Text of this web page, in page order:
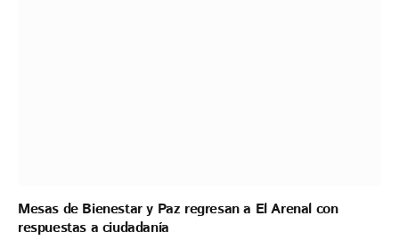
Mesas de Bienestar y Paz regresan a El Arenal con
respuestas a ciudadanía